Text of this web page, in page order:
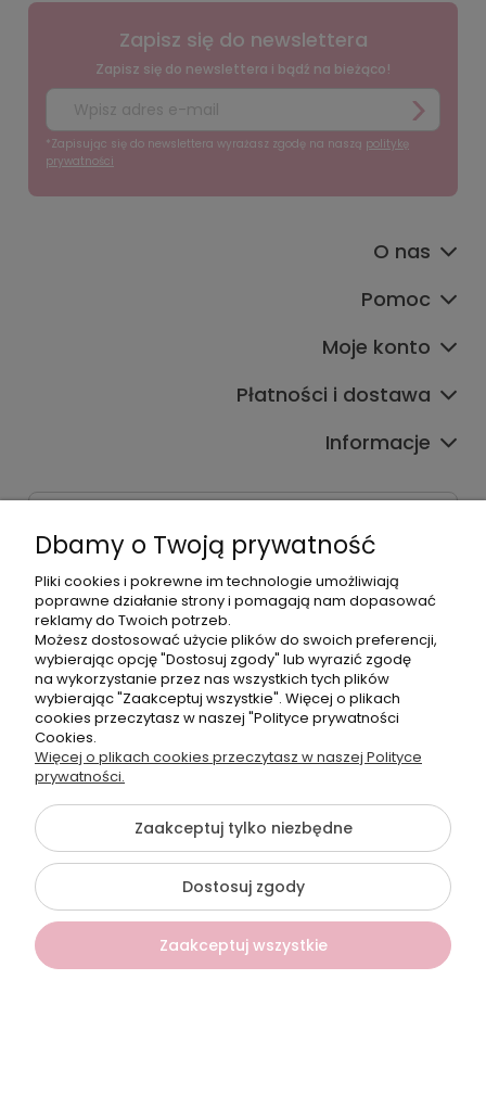
Zapisz się do newslettera
Zapisz się do newslettera i bądź na bieżąco!
*Zapisując się do newslettera wyrażasz zgodę na naszą politykę
prywatności
O nas
Pomoc
Moje konto
Płatności i dostawa
Informacje
Godziny czynnej infolinii
Pon.-Pt. 9:00-17:00
Telefon:
+48500660700
E-mail:
biuro@hurtowniahellonails.pl
©2026 Wszelkie Prawa Zastrzeżone | Hurtownia HelloNails
Szablon Flex byEcommercy
Sklep internetowy Shoper Premium
Dbamy o Twoją prywatność
Pliki cookies i pokrewne im technologie umożliwiają
poprawne działanie strony i pomagają nam dopasować
reklamy do Twoich potrzeb.
Możesz dostosować użycie plików do swoich preferencji,
wybierając opcję "Dostosuj zgody" lub wyrazić zgodę
na wykorzystanie przez nas wszystkich tych plików
wybierając "Zaakceptuj wszystkie". Więcej o plikach
cookies przeczytasz w naszej "Polityce prywatności
Cookies.
Więcej o plikach cookies przeczytasz w naszej Polityce
prywatności.
Zaakceptuj tylko niezbędne
Dostosuj zgody
Zaakceptuj wszystkie